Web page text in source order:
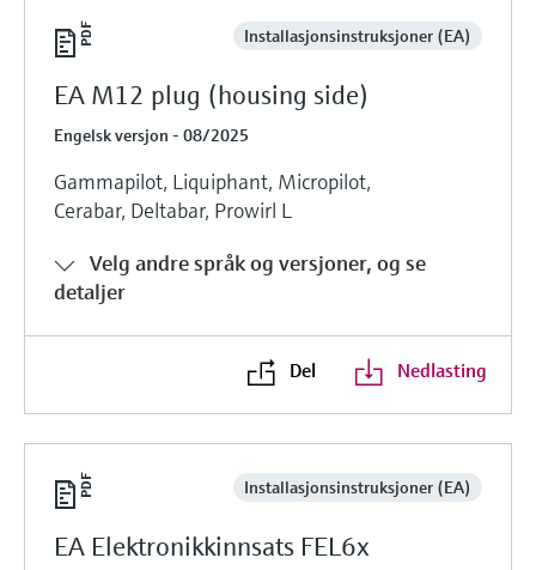
Installasjonsinstruksjoner (EA)
EA M12 plug (housing side)
Engelsk versjon - 08/2025
Gammapilot, Liquiphant, Micropilot,
Cerabar, Deltabar, Prowirl L
Velg andre språk og versjoner, og se
detaljer
Del Nedlasting
Installasjonsinstruksjoner (EA)
EA Elektronikkinnsats FEL6x